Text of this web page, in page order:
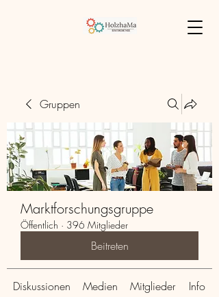
Gruppen
Marktforschungsgruppe
Öffentlich · 396 Mitglieder
Beitreten
Diskussionen Medien Mitglieder Info